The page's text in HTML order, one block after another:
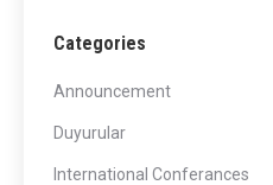
Categories
Announcement
Duyurular
International Conferances